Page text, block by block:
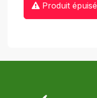
Produit épuisé